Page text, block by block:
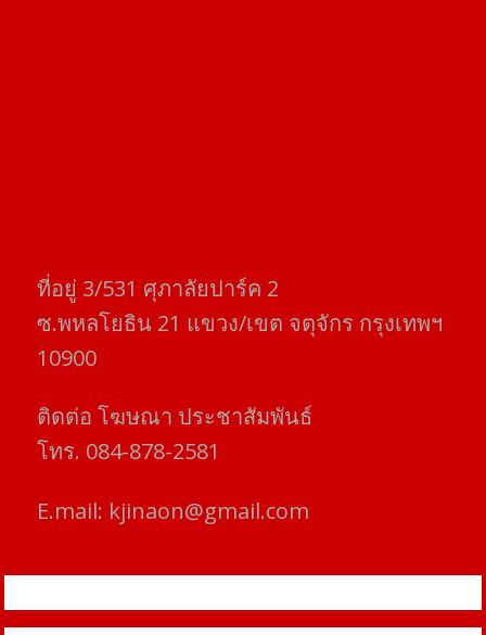
ที่อยู่​ 3/531​ ศุภาลัยปาร์ค​ 2
ซ.พหลโยธิน​ 21​ แขวง/เขต​ จตุจักร​ กรุงเทพฯ
10900
ติดต่อ​ โฆษณา​ ประชาสัมพันธ์
โทร​. 084-878-2581
E.mail: kjinaon@gmail.com